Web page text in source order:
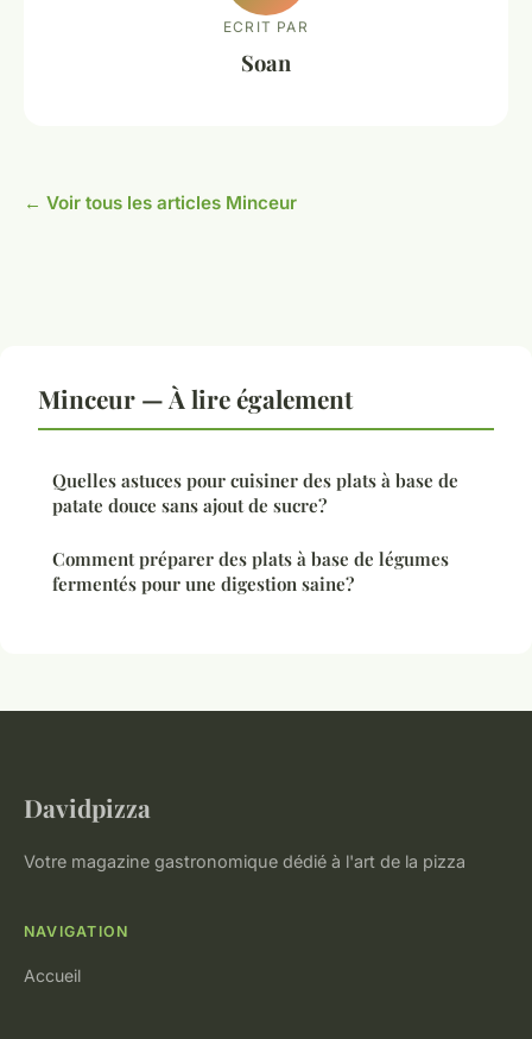
ECRIT PAR
Soan
← Voir tous les articles Minceur
Minceur — À lire également
Quelles astuces pour cuisiner des plats à base de
patate douce sans ajout de sucre?
Comment préparer des plats à base de légumes
fermentés pour une digestion saine?
Davidpizza
Votre magazine gastronomique dédié à l'art de la pizza
NAVIGATION
Accueil